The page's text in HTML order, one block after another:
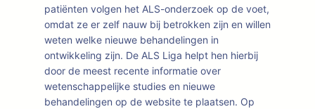
patiënten volgen het ALS-onderzoek op de voet,
omdat ze er zelf nauw bij betrokken zijn en willen
weten welke nieuwe behandelingen in
ontwikkeling zijn. De ALS Liga helpt hen hierbij
door de meest recente informatie over
wetenschappelijke studies en nieuwe
behandelingen op de website te plaatsen. Op